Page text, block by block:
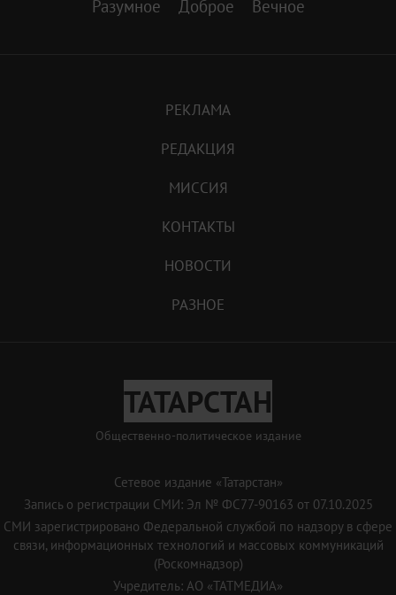
Разумное Доброе Вечное
РЕКЛАМА
РЕДАКЦИЯ
МИССИЯ
КОНТАКТЫ
НОВОСТИ
РАЗНОЕ
ТАТАРСТАН
Общественно-политическое издание
Сетевое издание «Татарстан»
Запись о регистрации СМИ: Эл № ФС77-90163 от 07.10.2025
СМИ зарегистрировано Федеральной службой по надзору в сфере
связи, информационных технологий и массовых коммуникаций
(Роскомнадзор)
Учредитель: АО «ТАТМЕДИА»